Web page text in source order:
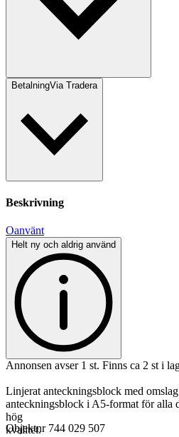
BetalningVia Tradera
Beskrivning
Oanvänt
Helt ny och aldrig använd
Annonsen avser 1 st. Finns ca 2 st i
Linjerat anteckningsblock med
anteckningsblock i A5-format för alla
hög
kvalitet.
Objektnr 744 029 507